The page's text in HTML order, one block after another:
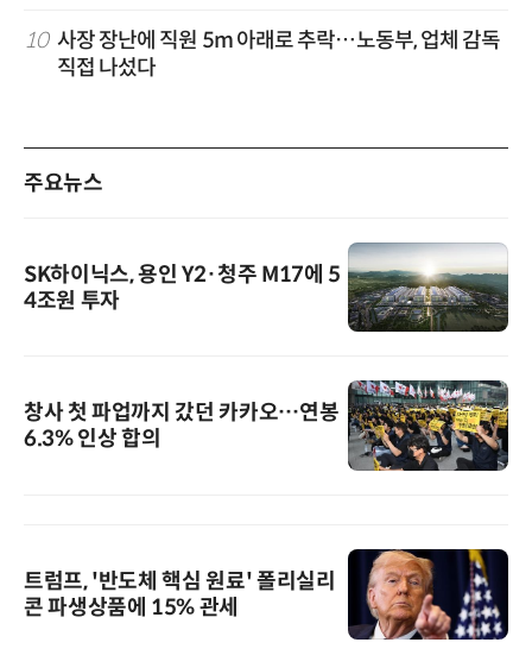
10 사장 장난에 직원 5m 아래로 추락…노동부, 업체 감독
직접 나섰다
주요뉴스
SK하이닉스, 용인 Y2·청주 M17에 5
4조원 투자
창사 첫 파업까지 갔던 카카오…연봉
6.3% 인상 합의
트럼프, '반도체 핵심 원료' 폴리실리
콘 파생상품에 15% 관세